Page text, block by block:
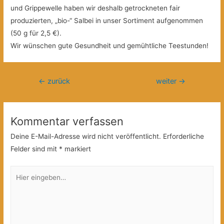
und Grippewelle haben wir deshalb getrockneten fair
produzierten, „bio-“ Salbei in unser Sortiment aufgenommen
(50 g für 2,5 €).
Wir wünschen gute Gesundheit und gemühtliche Teestunden!
Beitragsnavigation
← zurück weiter →
Kommentar verfassen
Deine E-Mail-Adresse wird nicht veröffentlicht. Erforderliche
Felder sind mit * markiert
eingeben…